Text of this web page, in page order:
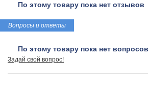
По этому товару пока нет отзывов
Вопросы и ответы
По этому товару пока нет вопросов
Задай свой вопрос!